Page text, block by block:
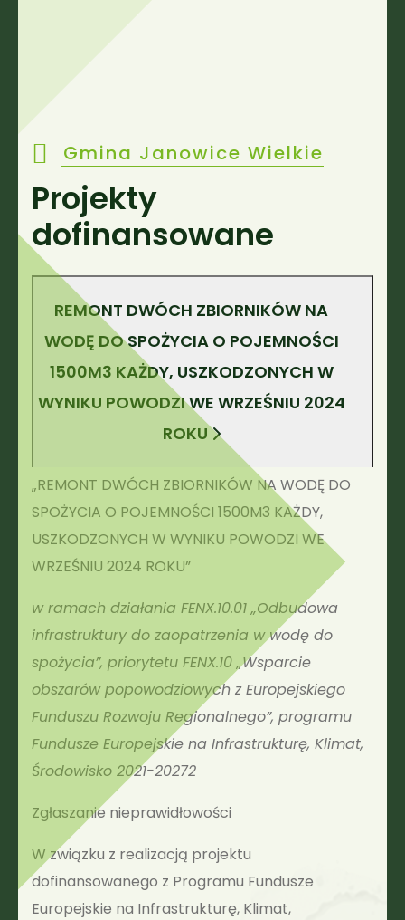
Gmina Janowice Wielkie
Projekty
dofinansowane
REMONT DWÓCH ZBIORNIKÓW NA
WODĘ DO SPOŻYCIA O POJEMNOŚCI
1500M3 KAŻDY, USZKODZONYCH W
WYNIKU POWODZI WE WRZEŚNIU 2024
ROKU
„REMONT DWÓCH ZBIORNIKÓW NA WODĘ DO
SPOŻYCIA O POJEMNOŚCI 1500M3 KAŻDY,
USZKODZONYCH W WYNIKU POWODZI WE
WRZEŚNIU 2024 ROKU”
w ramach działania FENX.10.01 „Odbudowa
infrastruktury do zaopatrzenia w wodę do
spożycia”, priorytetu FENX.10 „Wsparcie
obszarów popowodziowych z Europejskiego
Funduszu Rozwoju Regionalnego”, programu
Fundusze Europejskie na Infrastrukturę, Klimat,
Środowisko 2021-20272
Zgłaszanie nieprawidłowości
W związku z realizacją projektu
dofinansowanego z Programu Fundusze
Europejskie na Infrastrukturę, Klimat,